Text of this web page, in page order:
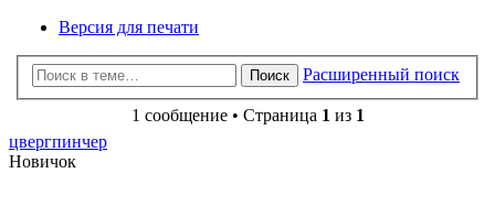
Версия для печати
Поиск Расширенный поиск
1 сообщение • Страница 1 из 1
цвергпинчер
Новичок